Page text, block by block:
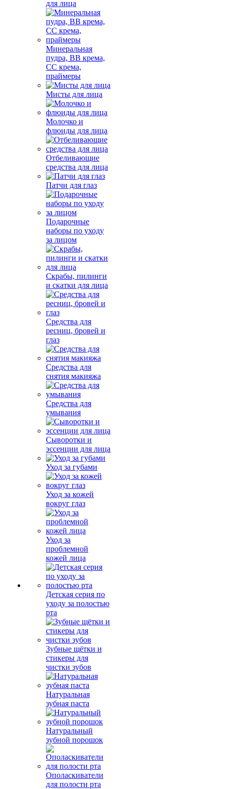
для лица
Минеральная
пудра, BB крема,
СС крема,
праймеры
Мисты для лица
Молочко и
флюиды для лица
Отбеливающие
средства для лица
Патчи для глаз
Подарочные
наборы по уходу
за лицом
Скрабы, пилинги
и скатки для лица
Средства для
ресниц, бровей и
глаз
Средства для
снятия макияжа
Средства для
умывания
Сыворотки и
эссенции для лица
Уход за губами
Уход за кожей
вокруг глаз
Уход за
проблемной
кожей лица
Детская серия по
уходу за полостью
рта
Зубные щётки и
стикеры для
чистки зубов
Натуральная
зубная паста
Натуральный
зубной порошок
Ополаскиватели
для полости рта